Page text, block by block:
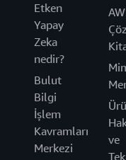
Etken
Yapay
Zeka
nedir?
Bulut
Bilgi
İşlem
Kavramları
Merkezi
ve